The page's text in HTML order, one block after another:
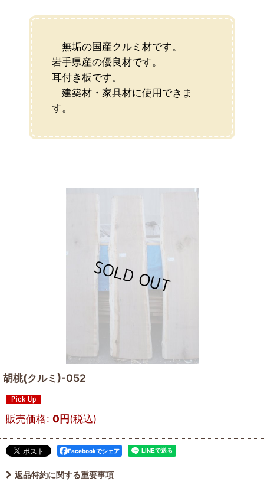
無垢の国産クルミ材です。
岩手県産の優良材です。
耳付き板です。
建築材・家具材に使用できま
す。
胡桃(クルミ)-052
販売価格: 0円(税込)
Facebookでシェア
返品特約に関する重要事項